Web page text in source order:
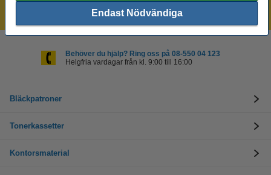
Endast Nödvändiga
Behöver du hjälp? Ring oss på 08-550 04 123
Helgfria vardagar från kl. 9:00 till 16:00
Bläckpatroner
Tonerkassetter
Kontorsmaterial